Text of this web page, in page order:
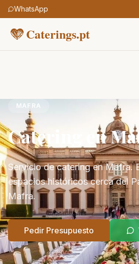
WhatsApp
Caterings.pt
MAFRA
Catering en
Servicio de catering en Mafra.
espacios históricos cerca del
Mafra.
Pedir Presupuesto